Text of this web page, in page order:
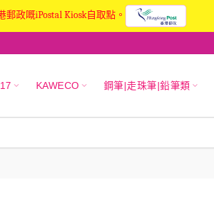
政嘅iPostal Kiosk自取點。
KAWECO 鋼筆|走珠筆|鉛筆類